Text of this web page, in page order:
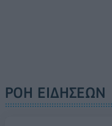
ΡΟΗ ΕΙΔΗΣΕΩΝ